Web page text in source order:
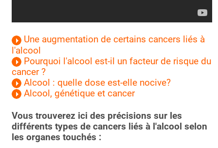
Une augmentation de certains cancers liés à
l'alcool
Pourquoi l'alcool est-il un facteur de risque du
cancer ?
Alcool : quelle dose est-elle nocive?
Alcool, génétique et cancer
Vous trouverez ici des précisions sur les
différents types de cancers liés à l'alcool selon
les organes touchés :